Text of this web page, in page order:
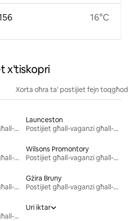
16°C
x'tiskopri
Xorta oħra ta' postijiet fejn toqgħod
Postijiet għall-vaganzi għall-kiri
Launceston
Postijiet għall-vaganzi għall-kiri
Postijiet għall-vaganzi għall-kiri
Wilsons Promontory
Postijiet għall-vaganzi għall-kiri
Postijiet għall-vaganzi għall-kiri
Gżira Bruny
Postijiet għall-vaganzi għall-kiri
Postijiet għall-vaganzi għall-kiri
Uri iktar